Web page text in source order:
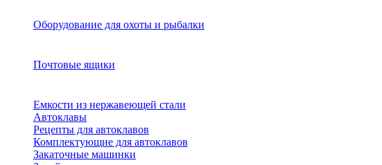
Оборудование для охоты и рыбалки
Почтовые ящики
Емкости из нержавеющей стали
Автоклавы
Рецепты для автоклавов
Комплектующие для автоклавов
Закаточные машинки